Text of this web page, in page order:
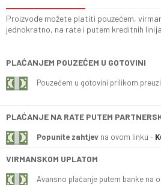
Proizvode možete platiti pouzećem,
jednokratno, na rate i putem kreditnih
PLAĆANJEM POUZEĆEM U GOTOVINI
Pouzećem u gotovini prilikom
PLAĆANJE NA RATE PUTEM
Popunite zahtjev na ovom linku -
VIRMANSKOM UPLATOM
Avansno plaćanje putem banke na